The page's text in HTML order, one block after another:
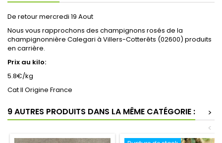
De retour mercredi 19 Aout
Nous vous rapprochons des champignons rosés de la
champignonnière Calegari à Villers-Cotterêts (02600) produits
en carrière.
Prix au kilo:
5.8€/kg
Cat II Origine France
9 AUTRES PRODUITS DANS LA MÊME CATÉGORIE :
>
<